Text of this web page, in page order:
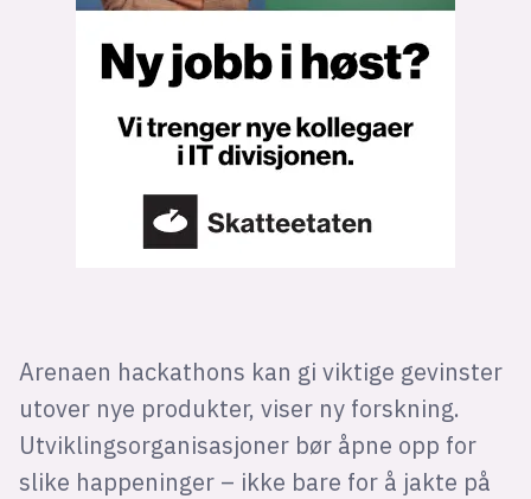
Arenaen hackathons kan gi viktige gevinster
utover nye produkter, viser ny forskning.
Utviklingsorganisasjoner bør åpne opp for
slike happeninger – ikke bare for å jakte på